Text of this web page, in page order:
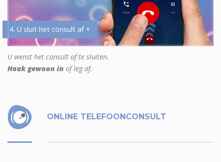
4. U sluit het consult af +
U wenst het consult af te sluiten.
Haak gewoon in of leg af.
ONLINE TELEFOONCONSULT